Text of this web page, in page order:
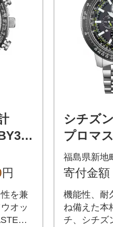
円
を兼
オッ
シチ
プロマ
06-53E
福島県新地
寄付金額
機能性、耐
ね備えた本
チ、シチズ